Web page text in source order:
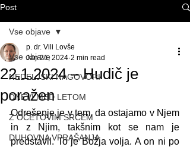
Post
Vse objave
NEDELJSKI NAGOVORI
DNEVI MED LETOM
Z OČETOVIM SRCEM
DUHOVNA VPRAŠANJA
Vse objave
22.1.2024 – Hudič je
poražen
p. dr. Vili Lovše
Jan 21, 2024 2 min read
Odrešenje je v tem, da ostajamo v Njem
in z Njim, takšnim kot se nam je
predstavil. To je Božja volja. A on ni po